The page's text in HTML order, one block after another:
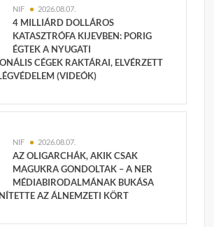
NIF 2026.08.07.
4 MILLIÁRD DOLLÁROS
KATASZTRÓFA KIJEVBEN: PORIG
ÉGTEK A NYUGATI
CÉGEK RAKTÁRAI, ELVÉRZETT
(VIDEÓK)
NIF 2026.08.07.
AZ OLIGARCHÁK, AKIK CSAK
MAGUKRA GONDOLTAK – A NER
MÉDIABIRODALMÁNAK BUKÁSA
AZ ÁLNEMZETI KÖRT